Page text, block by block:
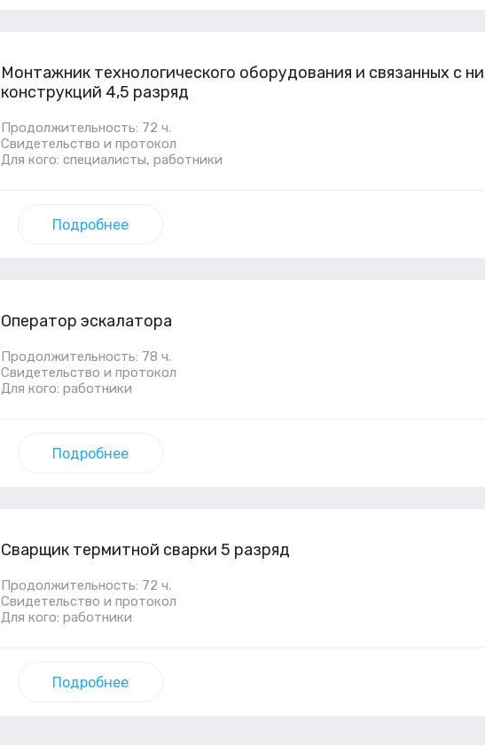
Монтажник технологического оборудования и связанных с
конструкций 4,5 разряд
Продолжительность: 72 ч.
Свидетельство и протокол
Для кого: специалисты, работники
Подробнее
Оператор эскалатора
Продолжительность: 78 ч.
Свидетельство и протокол
Для кого: работники
Подробнее
Сварщик термитной сварки 5 разряд
Продолжительность: 72 ч.
Свидетельство и протокол
Для кого: работники
Подробнее